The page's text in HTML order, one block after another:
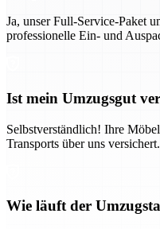
Ja, unser Full-Service-Paket
professionelle Ein- und
Ist mein Umzugsgut
Selbstverständlich! Ihre
Transports über uns versichert.
Wie läuft der